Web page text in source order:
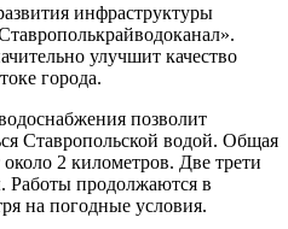
инфраструктуры
улучшит качество
города.
позволит
Ставропольской водой. Общая
2 километров. Две трети
Работы продолжаются в
на погодные условия.